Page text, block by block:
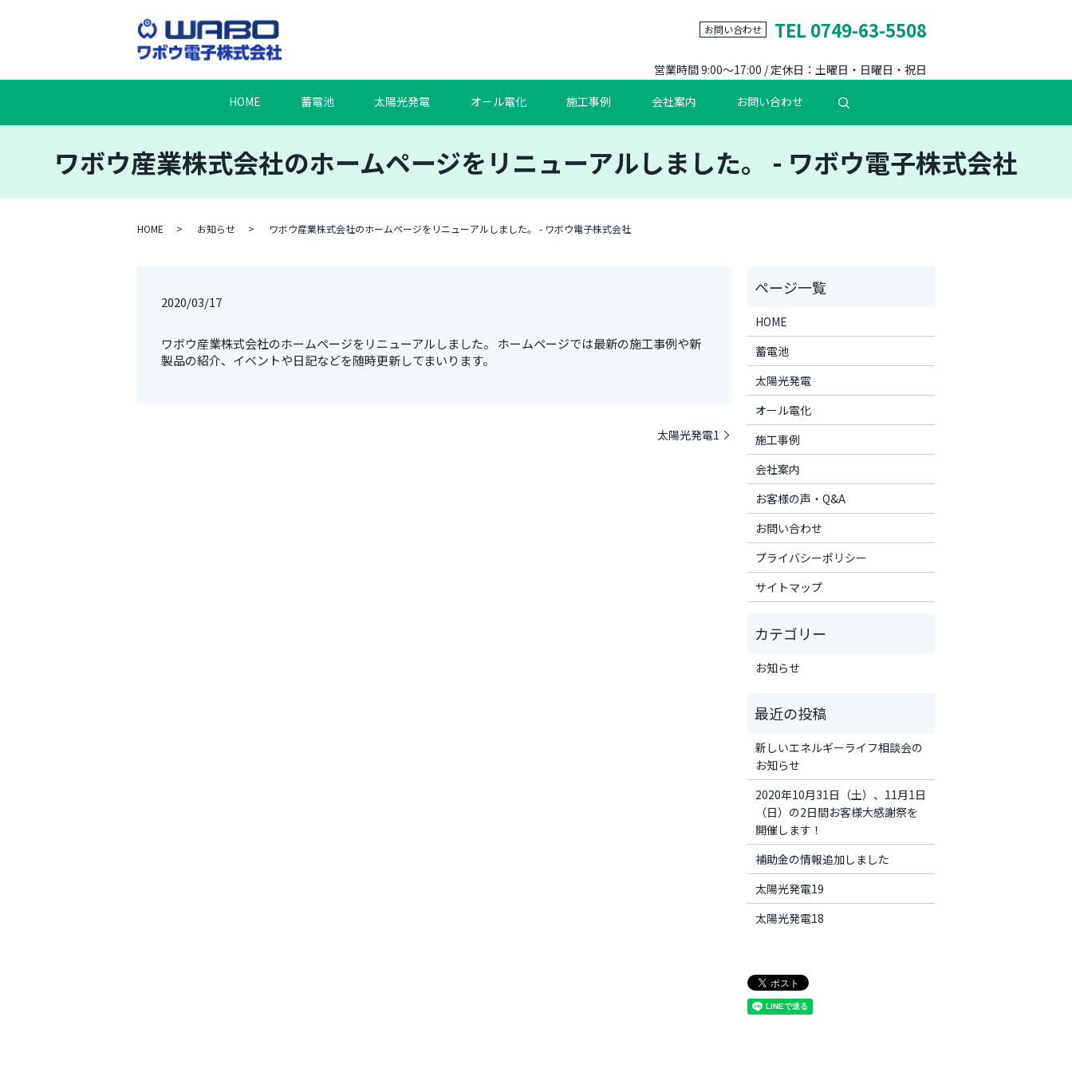
お問い合わせ TEL 0749-63-5508
営業時間 9:00～17:00 / 定休日：土曜日・日曜日・祝日
HOME
蓄電池 太陽光発電 オール電化 施工事例 会社案内 お問い合わせ
ワボウ産業株式会社のホームページをリニューアルしました。 - ワボウ電子株式会社
HOME お知らせ ワボウ産業株式会社のホームページをリニューアルしました。 - ワボウ電子株式会社
2020/03/17
ワボウ産業株式会社のホームページをリニューアルしました。 ホームページでは最新の施工事例や新
製品の紹介、イベントや日記などを随時更新してまいります。
太陽光発電1
HOME
蓄電池
太陽光発電
オール電化
施工事例
会社案内
お客様の声・Q&A
お問い合わせ
プライバシーポリシー
サイトマップ
お知らせ
新しいエネルギーライフ相談会の
お知らせ
2020年10月31日（土）、11月1日
（日）の2日間お客様大感謝祭を
開催します！
補助金の情報追加しました
太陽光発電19
太陽光発電18